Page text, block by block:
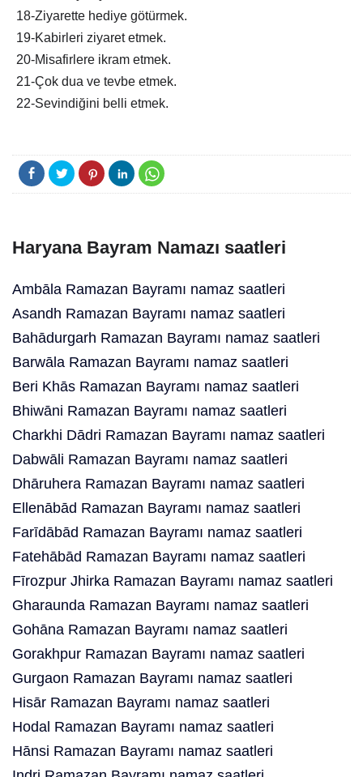
18-Ziyarette hediye götürmek.
19-Kabirleri ziyaret etmek.
20-Misafirlere ikram etmek.
21-Çok dua ve tevbe etmek.
22-Sevindiğini belli etmek.
Haryana Bayram Namazı saatleri
Ambāla Ramazan Bayramı namaz saatleri
Asandh Ramazan Bayramı namaz saatleri
Bahādurgarh Ramazan Bayramı namaz saatleri
Barwāla Ramazan Bayramı namaz saatleri
Beri Khās Ramazan Bayramı namaz saatleri
Bhiwāni Ramazan Bayramı namaz saatleri
Charkhi Dādri Ramazan Bayramı namaz saatleri
Dabwāli Ramazan Bayramı namaz saatleri
Dhāruhera Ramazan Bayramı namaz saatleri
Ellenābād Ramazan Bayramı namaz saatleri
Farīdābād Ramazan Bayramı namaz saatleri
Fatehābād Ramazan Bayramı namaz saatleri
Fīrozpur Jhirka Ramazan Bayramı namaz saatleri
Gharaunda Ramazan Bayramı namaz saatleri
Gohāna Ramazan Bayramı namaz saatleri
Gorakhpur Ramazan Bayramı namaz saatleri
Gurgaon Ramazan Bayramı namaz saatleri
Hisār Ramazan Bayramı namaz saatleri
Hodal Ramazan Bayramı namaz saatleri
Hānsi Ramazan Bayramı namaz saatleri